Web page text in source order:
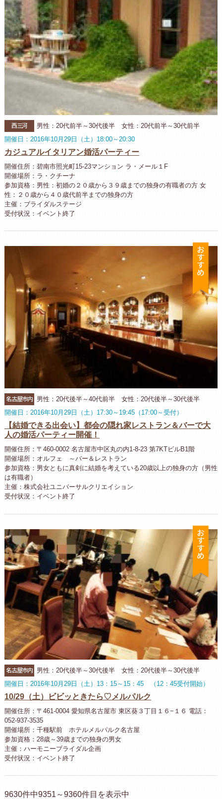
西三河
男性：20代前半～30代後半 女性：20代前半～30代前半
開催日：2016年10月29日（土）18:00～20:30
カジュアルイタリアン婚活パーティー
開催住所：碧南市照光町15-23マンション ラ・メール１F
開催場所：ラ・クチーナ
参加資格：男性：初婚の２０歳から３９歳までの独身の有職者の方 女
性：２０歳から４０歳代前半までの独身の方
主催：ブライダルステージ
受付状況：イベント終了
お
名古屋市内
男性：20代後半～40代前半 女性：20代後半～30代後半
開催日：2016年10月29日（土）17:30～19:45（17:00～受付）
【結婚できる出会い】都会の隠れ家レストラン＆バーで大
人の婚活パーティー開催！
開催住所：〒460-0002 名古屋市中区丸の内1-8-23 第7KTビルB1階
開催場所：オルフェ ～バー＆レストラン
参加資格：男女ともに真剣に結婚を考えている20歳以上の独身の方（男性
は有職者）
主催：株式会社ユニバーサルクリエイション
受付状況：イベント終了
お
名古屋市内
男性：20代後半～30代後半 女性：20代後半～30代後半
開催日：2016年10月29日（土）13：15～15：45 （12：45受付開始）
10/29（土）ビビッときたら♡メルパルク
開催住所：〒461-0004 愛知県名古屋市 東区葵３丁目１６−１６ 電話：
052-937-3535
開催場所：千種駅前 ホテルメルパルク名古屋
参加資格：28歳～39歳までの独身の男女
主催：ハーモニーブライダル企画
受付状況：イベント終了
9630件中9351～9360件目を表示中